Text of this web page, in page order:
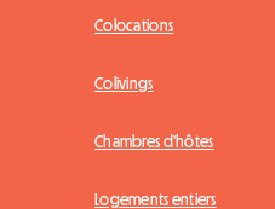
Colocations
Colivings
Chambres d'hôtes
Logements entiers